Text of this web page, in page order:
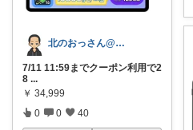
北のおっさん@ガジェット好き
7/11 11:59までクーポン利用で2
8 ...
￥ 34,999
0 0 40